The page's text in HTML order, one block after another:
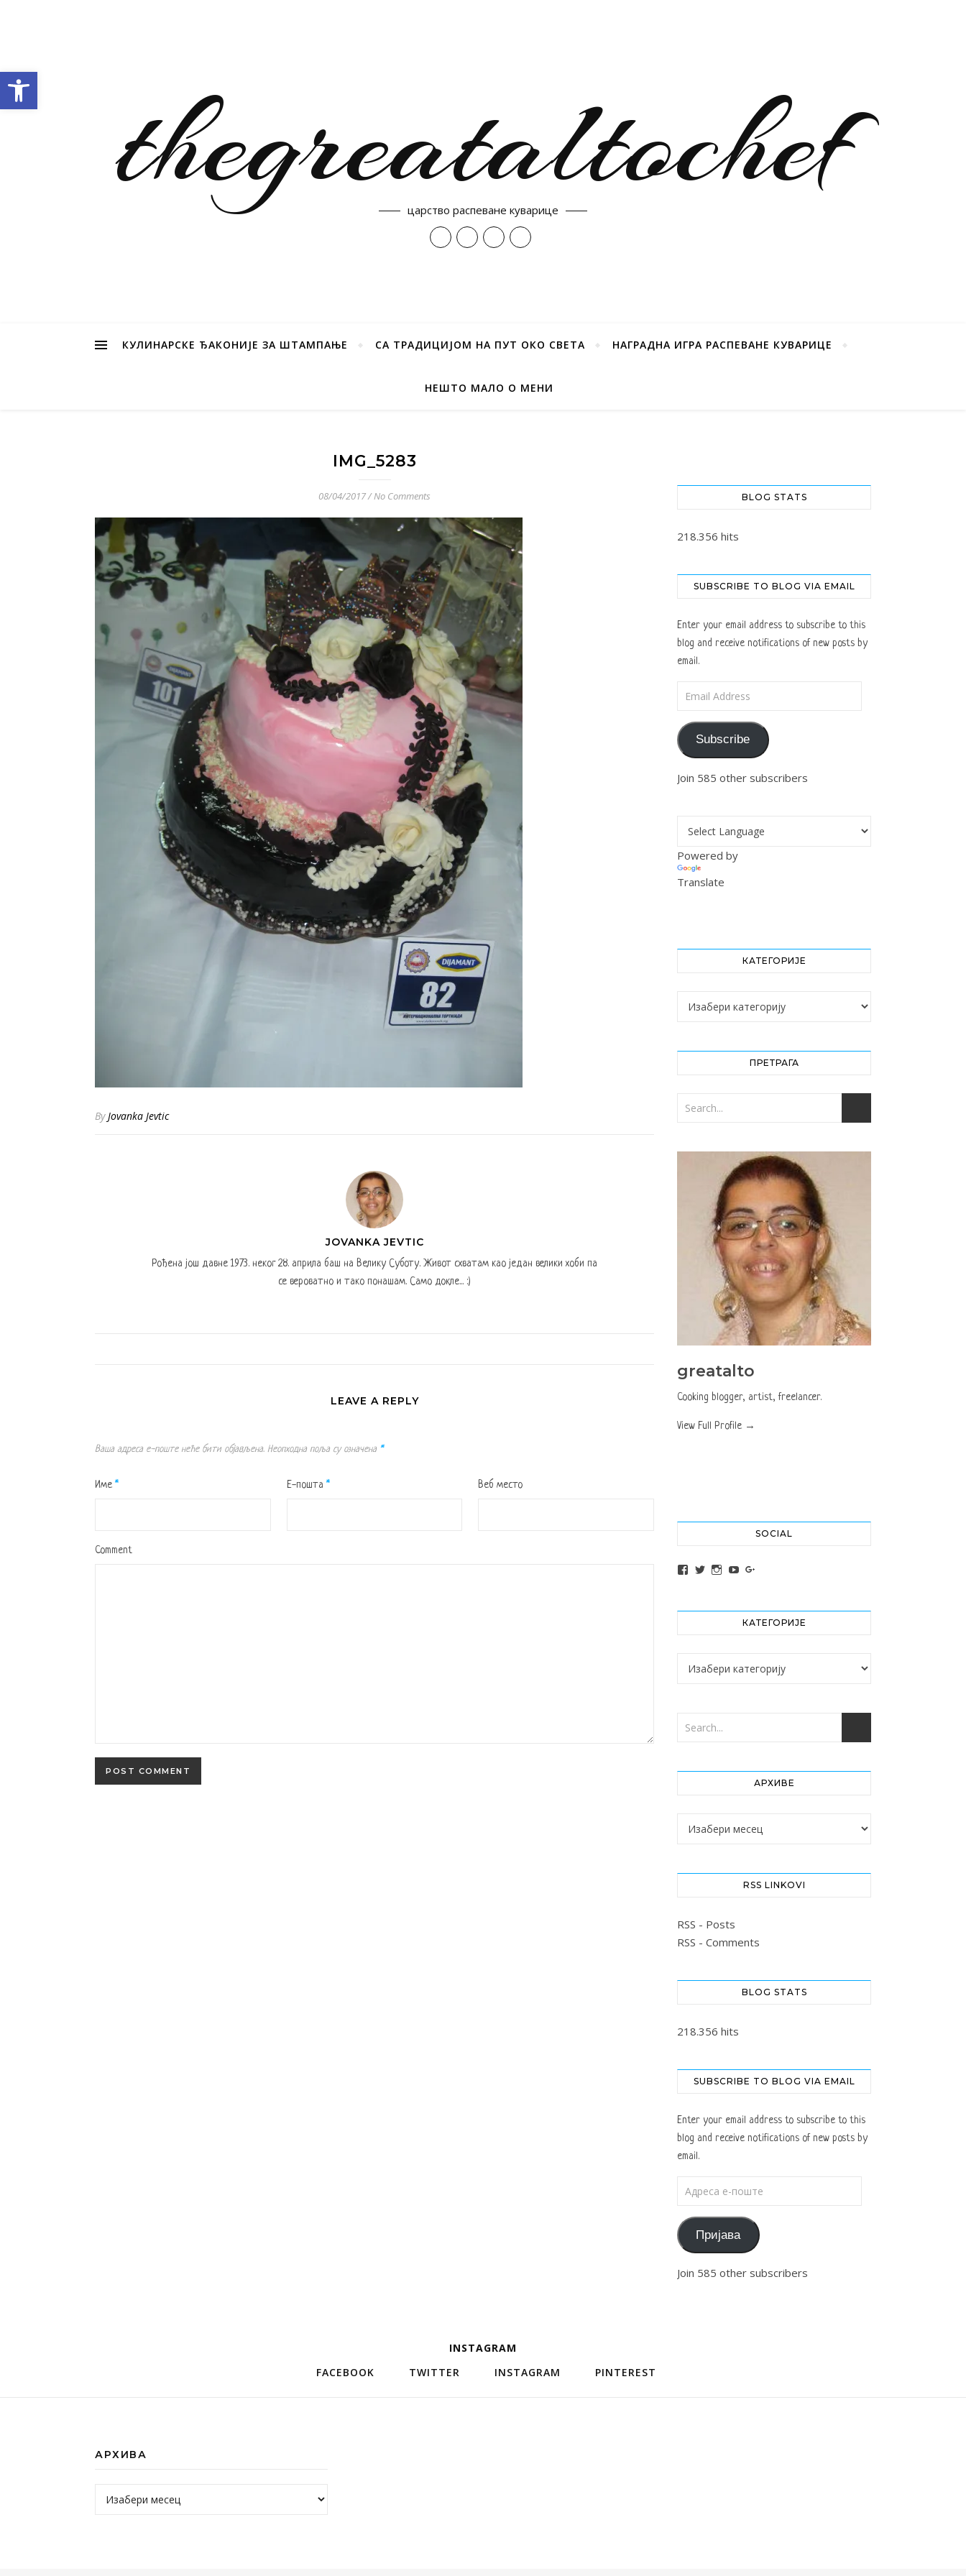
thegreataltochef
царство распеване куварице
КУЛИНАРСКЕ ЂАКОНИЈЕ ЗА ШТАМПАЊЕ СА ТРАДИЦИЈОМ НА ПУТ ОКО СВЕТА НАГРАДНА ИГРА РАСПЕВАНЕ КУВАРИЦЕ
НЕШТО МАЛО О МЕНИ
IMG_5283
08/04/2017/No Comments
ByJovanka Jevtic
JOVANKA JEVTIC
Рођена још давне 1973. неког 28. априла баш на Велику Суботу. Живот схватам као један велики хоби па
се вероватно и тако понашам. Само докле... :)
LEAVE A REPLY
Ваша адреса е-поште неће бити објављена. Неопходна поља су означена *
Име * Е-пошта * Веб место
Comment
BLOG STATS
218.356 hits
SUBSCRIBE TO BLOG VIA EMAIL
Enter your email address to subscribe to this
blog and receive notifications of new posts by
email.
Subscribe
Join 585 other subscribers
Powered by
Translate
КАТЕГОРИЈЕ
Категорије
ПРЕТРАГА
greatalto
Cooking blogger, artist, freelancer.
View Full Profile →
SOCIAL
View altochef’s profile on Facebook
View jovancica73’s profile on Twitter
View jovancica73’s profile on Instagram
View jovancica73’s profile on YouTube
КАТЕГОРИЈЕ
Категорије
АРХИВЕ
Архиве
RSS LINKOVI
RSS - Posts
RSS - Comments
BLOG STATS
218.356 hits
SUBSCRIBE TO BLOG VIA EMAIL
Enter your email address to subscribe to this
blog and receive notifications of new posts by
email.
Пријава
Join 585 other subscribers
INSTAGRAM
FACEBOOK
TWITTER INSTAGRAM PINTEREST
АРХИВА
Архива
Open toolbar